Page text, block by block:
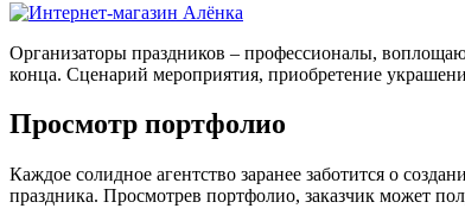
Организаторы праздников – профессионалы,
конца. Сценарий мероприятия, приобретение
Просмотр портфолио
Каждое солидное агентство заранее заботится о
праздника. Просмотрев портфолио, заказчик может